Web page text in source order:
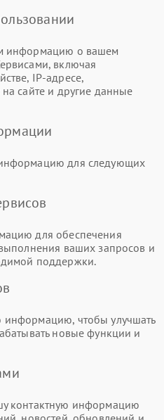
информацию о вашем
включая
IP-адресе,
сайте и другие данные
для следующих
для обеспечения
ваших запросов и
поддержки.
чтобы улучшать
новые функции и
контактную информацию